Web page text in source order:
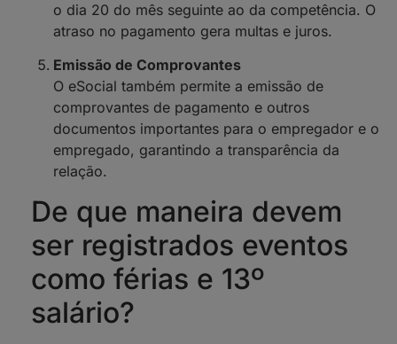
o dia 20 do mês seguinte ao da competência. O
atraso no pagamento gera multas e juros.
Emissão de Comprovantes
O eSocial também permite a emissão de
comprovantes de pagamento e outros
documentos importantes para o empregador e o
empregado, garantindo a transparência da
relação.
De que maneira devem
ser registrados eventos
como férias e 13º
salário?